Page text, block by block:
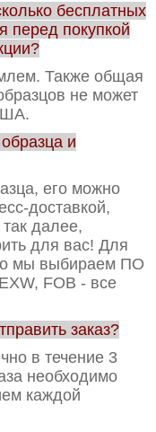
бесплатных
перед покупкой
Также общая
не может
и
его можно
доставкой,
далее,
для вас! Для
мы выбираем ПО
FOB - все
заказ?
в течение 3
необходимо
каждой